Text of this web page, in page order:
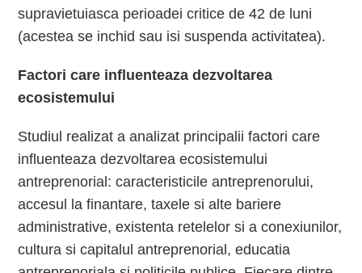
supravietuiasca perioadei critice de 42 de luni
(acestea se inchid sau isi suspenda activitatea).
Factori care influenteaza dezvoltarea
ecosistemului
Studiul realizat a analizat principalii factori care
influenteaza dezvoltarea ecosistemului
antreprenorial: caracteristicile antreprenorului,
accesul la finantare, taxele si alte bariere
administrative, existenta retelelor si a conexiunilor,
cultura si capitalul antreprenorial, educatia